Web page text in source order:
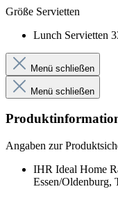
Größe Servietten
Lunch Servietten
Menü schließen
Menü schließen
Angaben zur
IHR Ideal Home
Essen/Oldenburg,